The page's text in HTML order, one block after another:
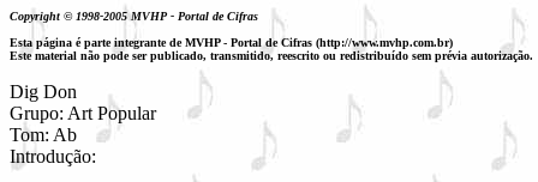
Copyright © 1998-2005 MVHP - Portal de Cifras
Esta página é parte integrante de MVHP - Portal de Cifras (http://www.mvhp.com.br)
Este material não pode ser publicado, transmitido, reescrito ou redistribuído sem prévia autorização.
Dig Don
Grupo: Art Popular
Tom: Ab
Introdução: